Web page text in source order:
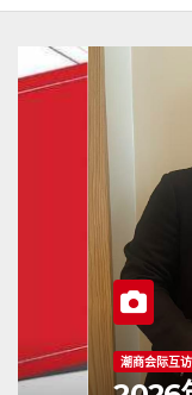
潮商会际互访